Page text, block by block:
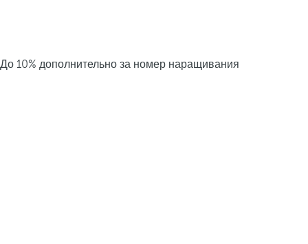
До 10% дополнительно за номер наращивания